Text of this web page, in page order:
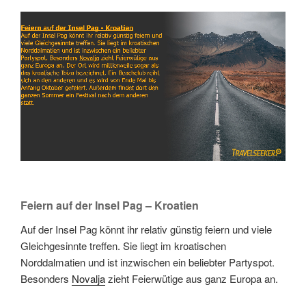
Link Embed
Feiern auf der Insel Pag – Kroatien
Auf der Insel Pag könnt ihr relativ günstig feiern und viele
Gleichgesinnte treffen. Sie liegt im kroatischen
Norddalmatien und ist inzwischen ein beliebter Partyspot.
Besonders Novaljazieht Feierwütige aus ganz Europa an.